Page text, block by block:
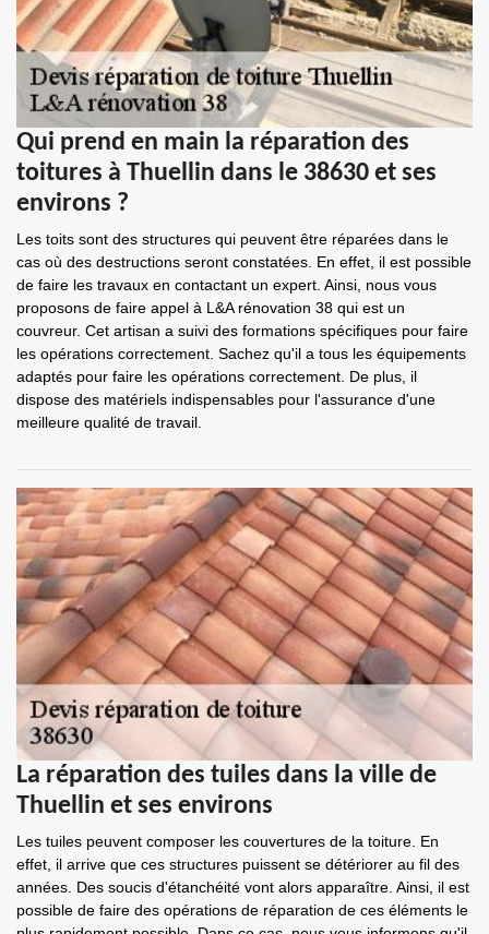
Qui prend en main la réparation des
toitures à Thuellin dans le 38630 et ses
environs ?
Les toits sont des structures qui peuvent être réparées dans le
cas où des destructions seront constatées. En effet, il est possible
de faire les travaux en contactant un expert. Ainsi, nous vous
proposons de faire appel à L&A rénovation 38 qui est un
couvreur. Cet artisan a suivi des formations spécifiques pour faire
les opérations correctement. Sachez qu'il a tous les équipements
adaptés pour faire les opérations correctement. De plus, il
dispose des matériels indispensables pour l'assurance d'une
meilleure qualité de travail.
La réparation des tuiles dans la ville de
Thuellin et ses environs
Les tuiles peuvent composer les couvertures de la toiture. En
effet, il arrive que ces structures puissent se détériorer au fil des
années. Des soucis d'étanchéité vont alors apparaître. Ainsi, il est
possible de faire des opérations de réparation de ces éléments le